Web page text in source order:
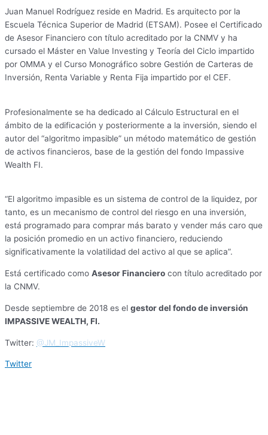
Juan Manuel Rodríguez reside en Madrid. Es arquitecto por la
Escuela Técnica Superior de Madrid (ETSAM). Posee el Certificado
de Asesor Financiero con título acreditado por la CNMV y ha
cursado el Máster en Value Investing y Teoría del Ciclo impartido
por OMMA y el Curso Monográfico sobre Gestión de Carteras de
Inversión, Renta Variable y Renta Fija impartido por el CEF.
Profesionalmente se ha dedicado al Cálculo Estructural en el
ámbito de la edificación y posteriormente a la inversión, siendo el
autor del “algoritmo impasible” un método matemático de gestión
de activos financieros, base de la gestión del fondo Impassive
Wealth FI.
“El algoritmo impasible es un sistema de control de la liquidez, por
tanto, es un mecanismo de control del riesgo en una inversión,
está programado para comprar más barato y vender más caro que
la posición promedio en un activo financiero, reduciendo
significativamente la volatilidad del activo al que se aplica”.
Está certificado como Asesor Financiero con título acreditado por
la CNMV.
Desde septiembre de 2018 es el gestor del fondo de inversión
IMPASSIVE WEALTH, FI.
Twitter: @JM_ImpassiveW
Twitter